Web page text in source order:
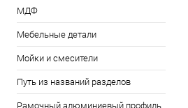
МДФ
Мебельные детали
Мойки и смесители
Путь из названий разделов
Рамочный алюминиевый профиль